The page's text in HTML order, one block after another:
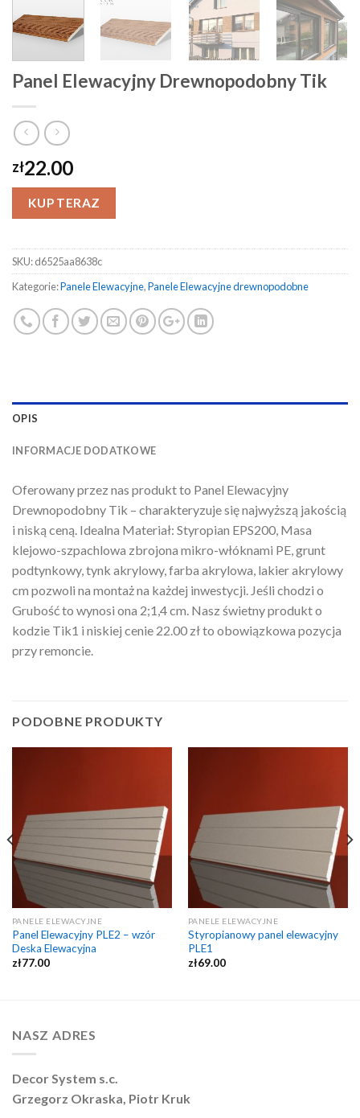
Panel Elewacyjny Drewnopodobny Tik
zł22.00
KUP TERAZ
SKU:d6525aa8638c
Kategorie:Panele Elewacyjne,Panele Elewacyjne drewnopodobne
OPIS
INFORMACJE DODATKOWE
Oferowany przez nas produkt to Panel Elewacyjny
Drewnopodobny Tik – charakteryzuje się najwyższą jakością
i niską ceną. Idealna Materiał: Styropian EPS200, Masa
klejowo-szpachlowa zbrojona mikro-włóknami PE, grunt
podtynkowy, tynk akrylowy, farba akrylowa, lakier akrylowy
cm pozwoli na montaż na każdej inwestycji. Jeśli chodzi o
Grubość to wynosi ona 2;1,4 cm. Nasz świetny produkt o
kodzie Tik1 i niskiej cenie 22.00 zł to obowiązkowa pozycja
przy remoncie.
PODOBNE PRODUKTY
PANELE ELEWACYJNE
Panel Elewacyjny PLE2 – wzór
Deska Elewacyjna
zł77.00
PANELE ELEWACYJNE
Styropianowy panel elewacyjny
PLE1
zł69.00
NASZ ADRES
Decor System s.c.
Grzegorz Okraska, Piotr Kruk